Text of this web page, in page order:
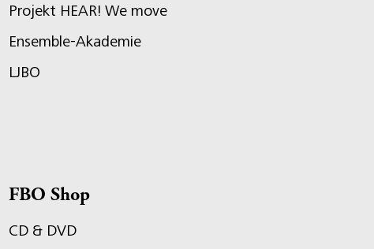
Projekt HEAR! We move
Ensemble-Akademie
LJBO
FBO Shop
CD & DVD